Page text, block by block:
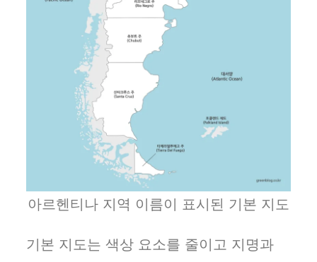
아르헨티나 지역 이름이 표시된 기본 지도
기본 지도는 색상 요소를 줄이고 지명과